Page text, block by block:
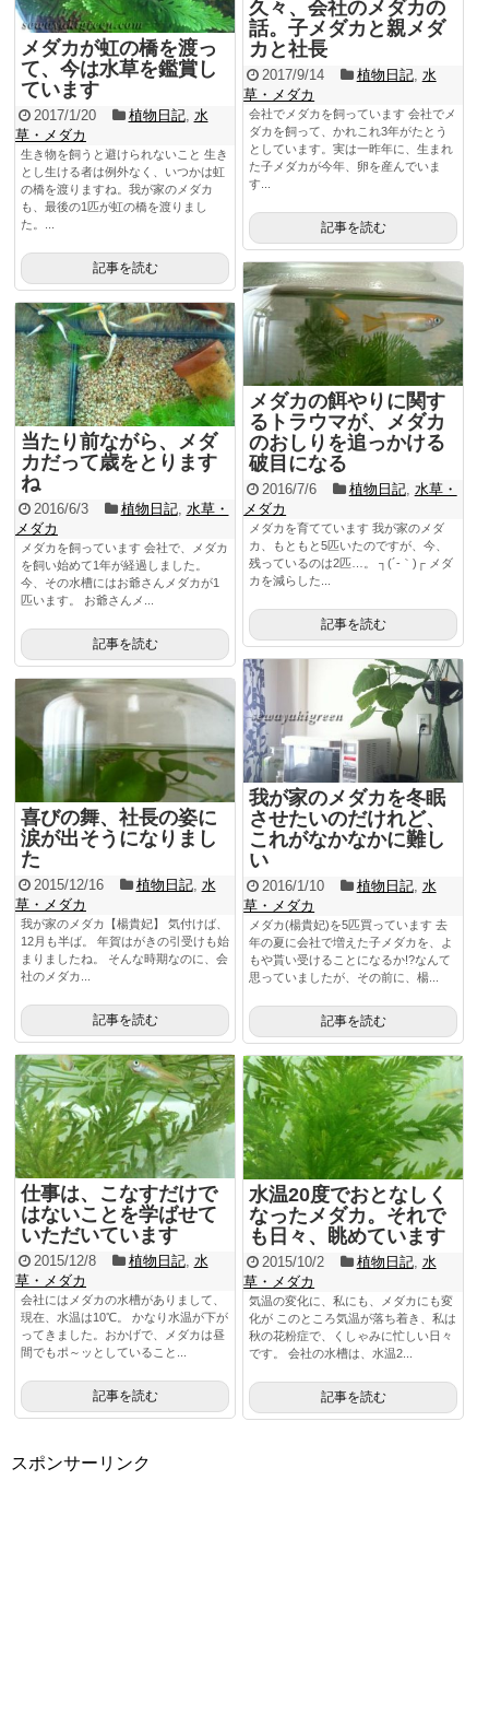
久々、会社のメダカの
話。子メダカと親メダ
カと社長
2017/9/14 植物日記, 水
草・メダカ
会社でメダカを飼っています 会社でメ
ダカを飼って、かれこれ3年がたとう
としています。実は一昨年に、生まれ
た子メダカが今年、卵を産んでいま
す...
記事を読む
メダカが虹の橋を渡っ
て、今は水草を鑑賞し
ています
2017/1/20 植物日記, 水
草・メダカ
生き物を飼うと避けられないこと 生き
とし生ける者は例外なく、いつかは虹
の橋を渡りますね。我が家のメダカ
も、最後の1匹が虹の橋を渡りまし
た。...
記事を読む
メダカの餌やりに関す
るトラウマが、メダカ
のおしりを追っかける
破目になる
2016/7/6 植物日記, 水草・
メダカ
メダカを育てています 我が家のメダ
カ、もともと5匹いたのですが、今、
残っているのは2匹…。 ┐(´-｀)┌ メダ
カを減らした...
記事を読む
当たり前ながら、メダ
カだって歳をとります
ね
2016/6/3 植物日記, 水草・
メダカ
メダカを飼っています 会社で、メダカ
を飼い始めて1年が経過しました。
今、その水槽にはお爺さんメダカが1
匹います。 お爺さんメ...
記事を読む
我が家のメダカを冬眠
させたいのだけれど、
これがなかなかに難し
い
2016/1/10 植物日記, 水
草・メダカ
メダカ(楊貴妃)を5匹買っています 去
年の夏に会社で増えた子メダカを、よ
もや貰い受けることになるか!?なんて
思っていましたが、その前に、楊...
記事を読む
喜びの舞、社長の姿に
涙が出そうになりまし
た
2015/12/16 植物日記, 水
草・メダカ
我が家のメダカ【楊貴妃】 気付けば、
12月も半ば。 年賀はがきの引受けも始
まりましたね。 そんな時期なのに、会
社のメダカ...
記事を読む
仕事は、こなすだけで
はないことを学ばせて
いただいています
2015/12/8 植物日記, 水
草・メダカ
会社にはメダカの水槽がありまして、
現在、水温は10℃。 かなり水温が下が
ってきました。おかげで、メダカは昼
間でもポ～ッとしていること...
記事を読む
水温20度でおとなしく
なったメダカ。それで
も日々、眺めています
2015/10/2 植物日記, 水
草・メダカ
気温の変化に、私にも、メダカにも変
化が このところ気温が落ち着き、私は
秋の花粉症で、くしゃみに忙しい日々
です。 会社の水槽は、水温2...
記事を読む
スポンサーリンク